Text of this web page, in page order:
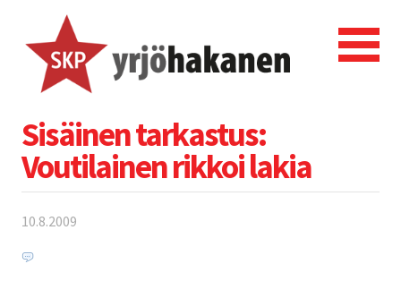
Sisäinen tarkastus:
Voutilainen rikkoi lakia
10.8.2009